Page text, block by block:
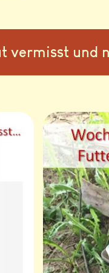
vermisst und